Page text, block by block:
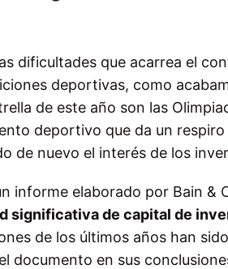
dificultades que acarrea el
deportivas, como
de este año son las
deportivo que da un
de nuevo el interés de los
informe elaborado por Bain &
significativa de capital de
de los últimos años han
documento en sus